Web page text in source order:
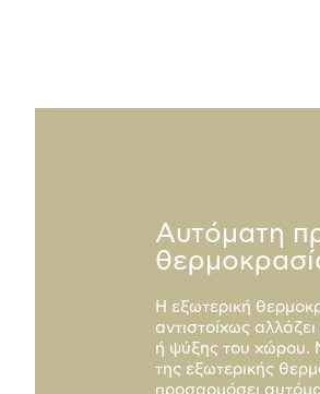
Αυτόματη
Η εξωτερική
αντιστοίχως
ή ψύξης του χώρου.
της εξωτερικής
προσαρμόσει